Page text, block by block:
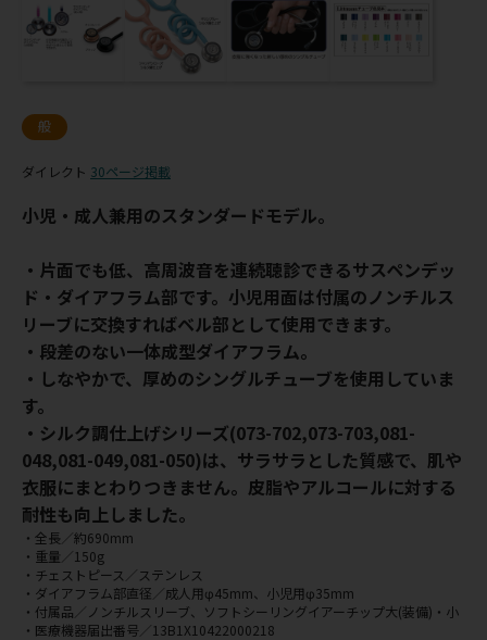
般
ダイレクト 30ページ掲載
小児・成人兼用のスタンダードモデル。
・片面でも低、高周波音を連続聴診できるサスペンデッ
ド・ダイアフラム部です。小児用面は付属のノンチルス
リーブに交換すればベル部として使用できます。
・段差のない一体成型ダイアフラム。
・しなやかで、厚めのシングルチューブを使用していま
す。
・シルク調仕上げシリーズ(073-702,073-703,081-
048,081-049,081-050)は、サラサラとした質感で、肌や
衣服にまとわりつきません。皮脂やアルコールに対する
耐性も向上しました。
・全長／約690mm
・重量／150g
・チェストピース／ステンレス
・ダイアフラム部直径／成人用φ45mm、小児用φ35mm
・付属品／ノンチルスリーブ、ソフトシーリングイアーチップ大(装備)・小
・医療機器届出番号／13B1X10422000218